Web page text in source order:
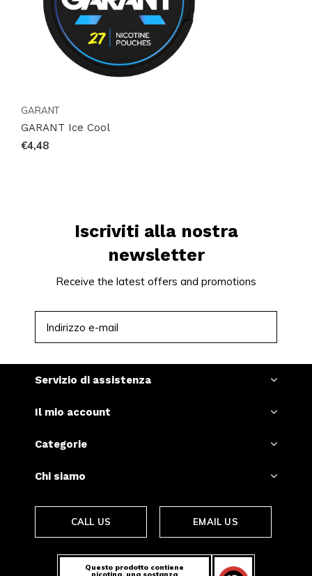
GARANT
GARANT Ice Cool
€4,48
Iscriviti alla nostra
newsletter
Receive the latest offers and promotions
Servizio di assistenza
Il mio account
Categorie
Chi siamo
CALL US EMAIL US
Questo prodotto contiene